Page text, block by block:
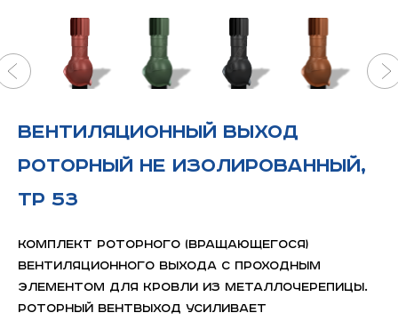
Вентиляционный выход
РОТОРНЫЙ не изолированный,
ТР 53
Комплект роторного (вращающегося)
вентиляционного выхода с проходным
элементом для кровли из металлочерепицы.
Роторный вентвыход усиливает